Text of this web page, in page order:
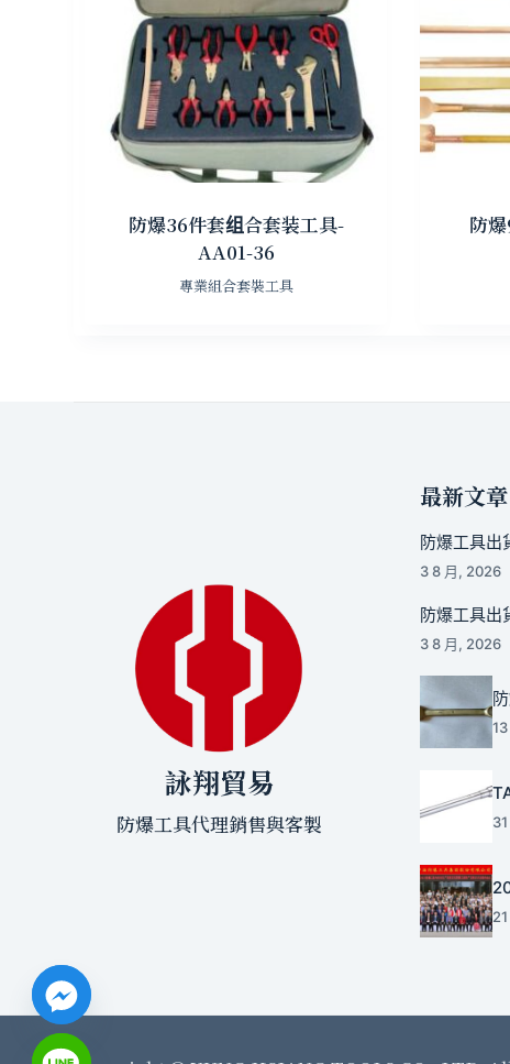
防爆36件套组合套装工具-
AA01-36
專業組合套裝工具
防
詠翔貿易
防爆工具代理銷售與客製
最新文章
防爆工具出
3 8 月, 2026
防爆工具出
3 8 月, 2026